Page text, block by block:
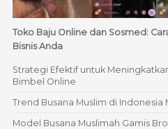
Toko Baju Online dan Sosmed:
Bisnis Anda
Strategi Efektif untuk
Bimbel Online
Trend Busana Muslim di Indonesia
Model Busana Muslimah Gamis